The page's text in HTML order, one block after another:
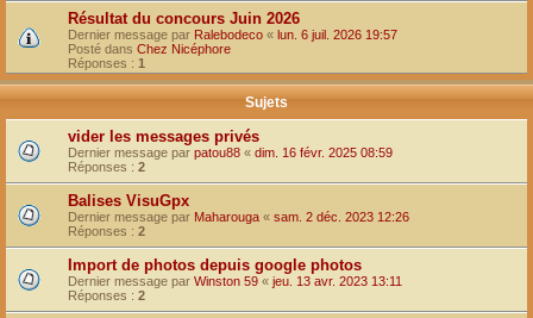
Résultat du concours Juin 2026
Dernier message par Ralebodeco « lun. 6 juil. 2026 19:57
Posté dans Chez Nicéphore
Réponses : 1
Sujets
vider les messages privés
Dernier message par patou88 « dim. 16 févr. 2025 08:59
Réponses : 2
Balises VisuGpx
Dernier message par Maharouga « sam. 2 déc. 2023 12:26
Réponses : 2
Import de photos depuis google photos
Dernier message par Winston 59 « jeu. 13 avr. 2023 13:11
Réponses : 2